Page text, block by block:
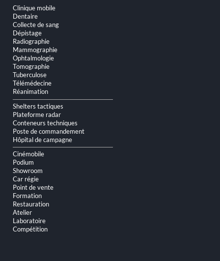
Aller
au
contenu
Clinique mobile
Dentaire
Collecte de sang
Dépistage
Radiographie
Mammographie
Ophtalmologie
Tomographie
Tuberculose
Télémédecine
Réanimation
Shelters tactiques
Plateforme radar
Conteneurs techniques
Poste de commandement
Hôpital de campagne
Cinémobile
Podium
Showroom
Car régie
Point de vente
Formation
Restauration
Atelier
Laboratoire
Compétition